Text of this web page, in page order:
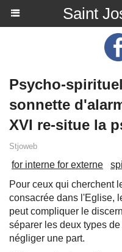
Saint
Psycho-
sonnette
XVI re-situe la
Stjoweb
for interne for externe
Pour ceux qui cherchent
consacrée dans l'Eglise,
peut compliquer le
séparer les deux types
négliger une part.